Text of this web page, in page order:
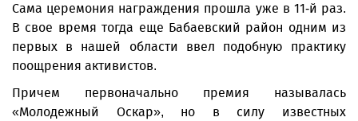
Сама церемония награждения прошла уже в 11-й раз.
В свое время тогда еще Бабаевский район одним из
первых в нашей области ввел подобную практику
поощрения активистов.
Причем первоначально премия называлась
«Молодежный Оскар», но в силу известных